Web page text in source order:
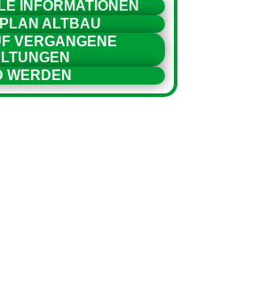
INFORMATIONEN
ALTBAU
VERGANGENE
WERDEN